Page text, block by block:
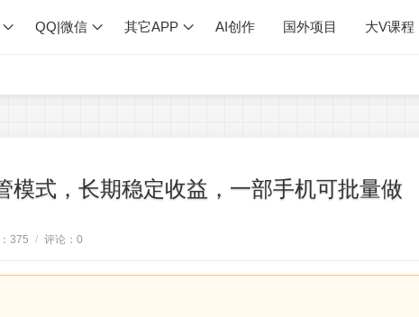
QQ|微信 其它APP AI创作 国外项目 大V课程
模式，长期稳定收益，一部手机可批量做
375 / 评论： 0